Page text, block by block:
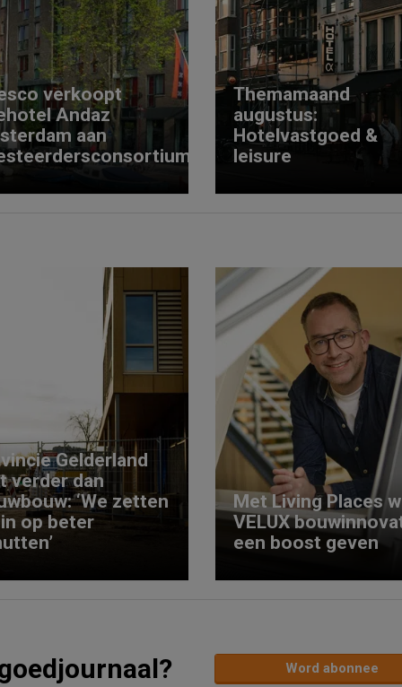
verkoopt
Andaz
aan
Themamaand
augustus:
Hotelvastgoed &
leisure
Gelderland
verder dan
‘We zetten
op beter
Met Living Places
VELUX
een boost geven
Word abonnee